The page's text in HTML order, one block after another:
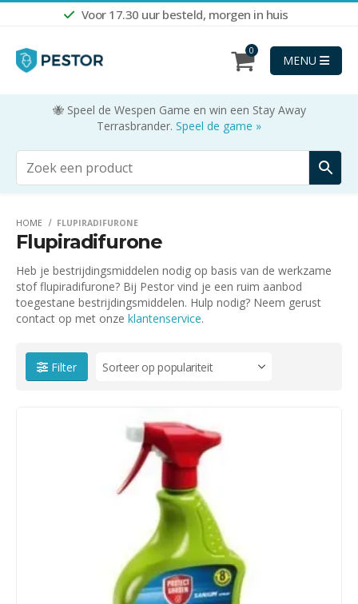
Voor 17.30 uur besteld, morgen in huis
0
MENU
🐝 Speel de Wespen Game en win een Stay Away
Terrasbrander. Speel de game »
HOME FLUPIRADIFURONE
Flupiradifurone
Heb je bestrijdingsmiddelen nodig op basis van de werkzame
stof flupiradifurone? Bij Pestor vind je een ruim aanbod
toegestane bestrijdingsmiddelen. Hulp nodig? Neem gerust
contact op met onze klantenservice.
Filter